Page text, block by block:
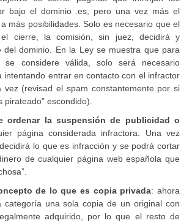
bajo el dominio .es, pero una vez más el
más posibilidades. Solo es necesario que el
el cierre, la comisión, sin juez, decidirá y
del dominio. En la Ley se muestra que para
considere válida, solo será necesario
intentando entrar en contacto con el infractor
vez (revisad el spam constantemente por si
pirateado” escondido).
ordenar la suspensión de publicidad o
página considerada infractora. Una vez
lo que es infracción y se podrá cortar
de cualquier página web española que
de lo que es copia privada: ahora
categoría una sola copia de un original con
adquirido, por lo que el resto de